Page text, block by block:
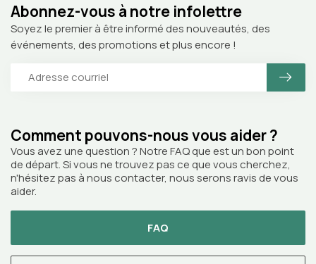
Comment pouvons-nous vous aider ?
Vous avez une question ? Notre FAQ que est un bon point
de départ. Si vous ne trouvez pas ce que vous cherchez,
n'hésitez pas à nous contacter, nous serons ravis de vous
aider.
FAQ
Abonnez-vous à notre infolettre
Soyez le premier à être informé des nouveautés, des
événements, des promotions et plus encore !